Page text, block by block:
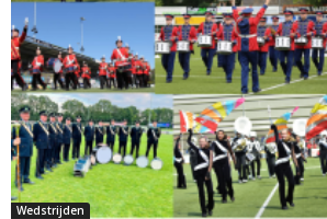
Wedstrijden